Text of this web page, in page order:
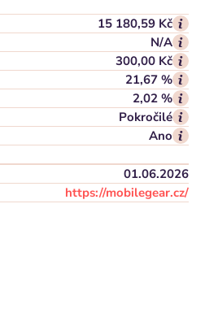
15 180,59 Kč
N/A
300,00 Kč
21,67 %
2,02 %
Pokročilé
Ano
01.06.2026
https://mobilegear.cz/